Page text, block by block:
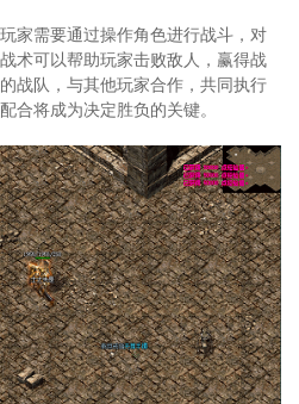
家需要通过操作角色进行战斗，对
术可以帮助玩家击败敌人，赢得战
战队，与其他玩家合作，共同执行
合将成为决定胜负的关键。